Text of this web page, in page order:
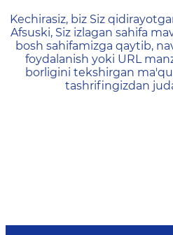
404 —
Kechirasiz, biz Siz
Afsuski, Siz izlagan sahifa
bosh sahifamizga qaytib,
foydalanish yoki URL
borligini tekshirgan
tashrifingizdan